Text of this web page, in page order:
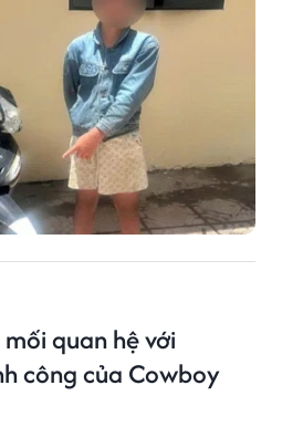
quan hệ với
công của Cowboy